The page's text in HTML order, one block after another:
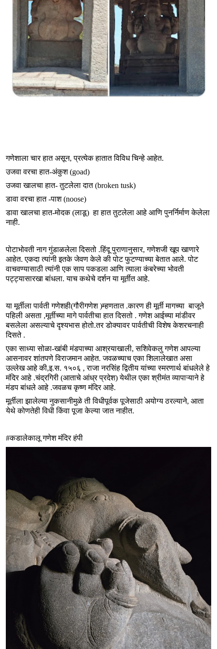
गणेशाला चार हात असून, प्रत्येक हातात विविध चिन्हे आहेत.
उजवा वरचा हात-अंकुश (goad)
उजवा खालचा हात- तुटलेला दात (broken tusk)
डावा वरचा हात -पाश (noose)
डावा खालचा हात-मोदक (लाडू) हा हात तुटलेला आहे आणि पुनर्निर्माण केलेला
नाही.
पोटाभोवती नाग गुंडाळलेला दिसतो .हिंदू पुराणानुसार, गणेशजी खूप खाणारे
आहेत. एकदा त्यांनी इतके जेवण केले की पोट फुटण्याच्या बेतात आले. पोट
वाचवण्यासाठी त्यांनी एक साप पकडला आणि त्याला कंबरेच्या भोवती
पट्ट्यासारखा बांधला. याच कथेचे दर्शन या मूर्तीत आहे.
या मूर्तीला पार्वती गणेशही(गौरीगणेश )म्हणतात .कारण ही मूर्ती मागच्या बाजूने
पहिली असता ,मूर्तीच्या मागे पार्वतीचा हात दिसतो . गणेश आईच्या मांडीवर
बसलेला असल्याचे दृश्यभास होतो.तर डोक्यावर पार्वतीची विशेष केशरचनाही
दिसते .
एका साध्या सोळा-खांबी मंडपाच्या आश्रयाखाली, सशिवेकलु गणेश आपल्या
आसनावर शांतपणे विराजमान आहेत. जवळच्याच एका शिलालेखात असा
उल्लेख आहे की,इ.स. १५०६ , राजा नरसिंह द्वितीय यांच्या स्मरणार्थ बांधलेले हे
मंदिर आहे .चंद्रगिरी (आताचे आंध्र प्रदेश) येथील एका श्रीमंत व्यापाऱ्याने हे
मंडप बांधले आहे .जवळच कृष्ण मंदिर आहे.
मूर्तीला झालेल्या नुकसानीमुळे ती विधीपूर्वक पूजेसाठी अयोग्य ठरल्याने, आता
येथे कोणतेही विधी किंवा पूजा केल्या जात नाहीत.
#कडालेकालू गणेश मंदिर हंपी